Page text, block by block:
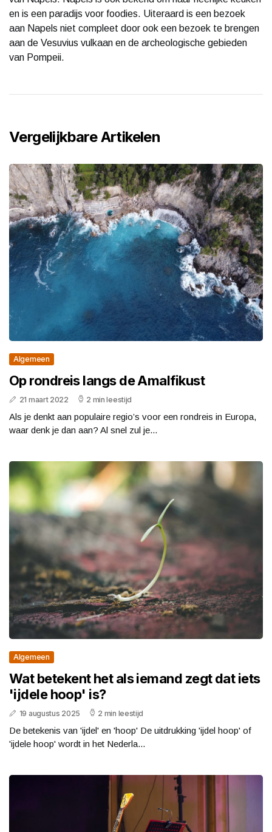
en is een paradijs voor foodies. Uiteraard is een bezoek
aan Napels niet compleet door ook een bezoek te brengen
aan de Vesuvius vulkaan en de archeologische gebieden
van Pompeii.
Vergelijkbare Artikelen
Algemeen
Op rondreis langs de Amalfikust
21 maart 2022 2 min leestijd
Als je denkt aan populaire regio’s voor een rondreis in Europa,
waar denk je dan aan? Al snel zul je...
Algemeen
Wat betekent het als iemand zegt dat iets
'ijdele hoop' is?
19 augustus 2025 2 min leestijd
De betekenis van 'ijdel' en 'hoop' De uitdrukking 'ijdel hoop' of
'ijdele hoop' wordt in het Nederla...